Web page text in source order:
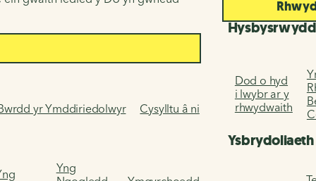
yr Ymddiriedolwyr Cysylltu â ni
Yng
Hysbysrwydd
Dod o hyd
i lwybr ar y
rhwydwaith
Ysbrydoliaeth